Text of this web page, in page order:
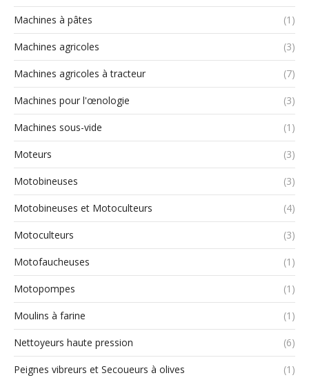
Machines à pâtes (1)
Machines agricoles (3)
Machines agricoles à tracteur (7)
Machines pour l'œnologie (3)
Machines sous-vide (1)
Moteurs (3)
Motobineuses (3)
Motobineuses et Motoculteurs (4)
Motoculteurs (3)
Motofaucheuses (1)
Motopompes (1)
Moulins à farine (1)
Nettoyeurs haute pression (6)
Peignes vibreurs et Secoueurs à olives (1)